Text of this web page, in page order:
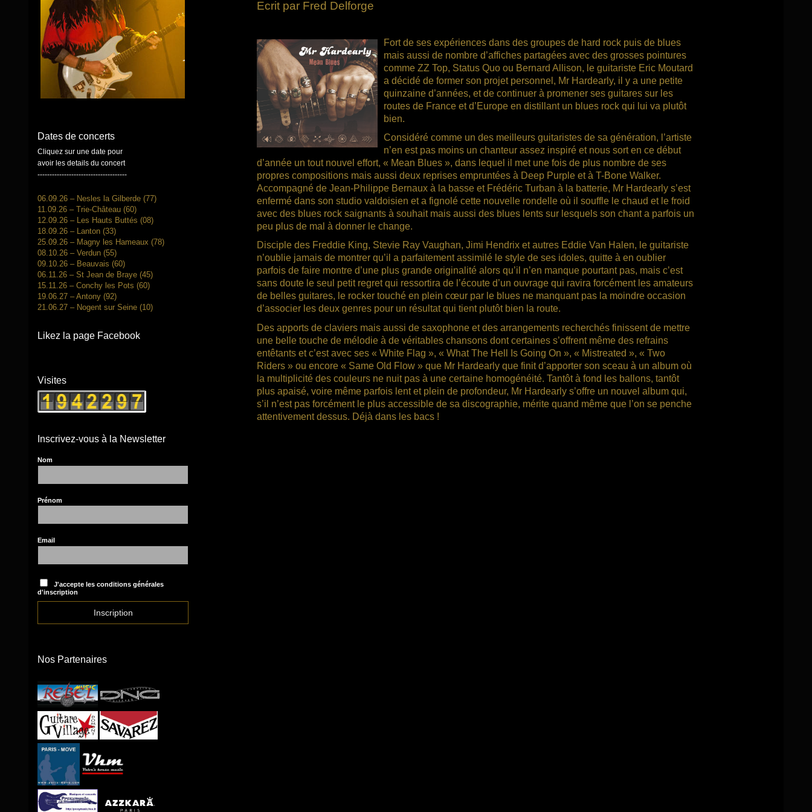
Ecrit par Fred Delforge
Fort de ses expériences dans des groupes de hard rock puis de blues
mais aussi de nombre d’affiches partagées avec des grosses pointures
comme ZZ Top, Status Quo ou Bernard Allison, le guitariste Eric Moutard
a décidé de former son projet personnel, Mr Hardearly, il y a une petite
quinzaine d’années, et de continuer à promener ses guitares sur les
routes de France et d’Europe en distillant un blues rock qui lui va plutôt
bien.
Considéré comme un des meilleurs guitaristes de sa génération, l’artiste
n’en est pas moins un chanteur assez inspiré et nous sort en ce début
d’année un tout nouvel effort, « Mean Blues », dans lequel il met une fois de plus nombre de ses
propres compositions mais aussi deux reprises empruntées à Deep Purple et à T-Bone Walker.
Accompagné de Jean-Philippe Bernaux à la basse et Frédéric Turban à la batterie, Mr Hardearly s’est
enfermé dans son studio valdoisien et a fignolé cette nouvelle rondelle où il souffle le chaud et le froid
avec des blues rock saignants à souhait mais aussi des blues lents sur lesquels son chant a parfois un
peu plus de mal à donner le change.
Disciple des Freddie King, Stevie Ray Vaughan, Jimi Hendrix et autres Eddie Van Halen, le guitariste
n’oublie jamais de montrer qu’il a parfaitement assimilé le style de ses idoles, quitte à en oublier
parfois de faire montre d’une plus grande originalité alors qu’il n’en manque pourtant pas, mais c’est
sans doute le seul petit regret qui ressortira de l’écoute d’un ouvrage qui ravira forcément les amateurs
de belles guitares, le rocker touché en plein cœur par le blues ne manquant pas la moindre occasion
d’associer les deux genres pour un résultat qui tient plutôt bien la route.
Des apports de claviers mais aussi de saxophone et des arrangements recherchés finissent de mettre
une belle touche de mélodie à de véritables chansons dont certaines s’offrent même des refrains
entêtants et c’est avec ses « White Flag », « What The Hell Is Going On », « Mistreated », « Two
Riders » ou encore « Same Old Flow » que Mr Hardearly que finit d’apporter son sceau à un album où
la multiplicité des couleurs ne nuit pas à une certaine homogénéité. Tantôt à fond les ballons, tantôt
plus apaisé, voire même parfois lent et plein de profondeur, Mr Hardearly s’offre un nouvel album qui,
s’il n’est pas forcément le plus accessible de sa discographie, mérite quand même que l’on se penche
attentivement dessus. Déjà dans les bacs !
Dates de concerts
Cliquez sur une date pour
avoir les details du concert
-------------------------------------
06.09.26 – Nesles la Gilberde (77)
11.09.26 – Trie-Château (60)
12.09.26 – Les Hauts Buttés (08)
18.09.26 – Lanton (33)
25.09.26 – Magny les Hameaux (78)
08.10.26 – Verdun (55)
09.10.26 – Beauvais (60)
06.11.26 – St Jean de Braye (45)
15.11.26 – Conchy les Pots (60)
19.06.27 – Antony (92)
21.06.27 – Nogent sur Seine (10)
Likez la page Facebook
Visites
Inscrivez-vous à la Newsletter
Nom
Prénom
Email
J'accepte les conditions générales
d'inscription
Nos Partenaires